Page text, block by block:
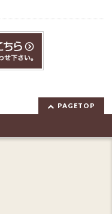
PAGETOP